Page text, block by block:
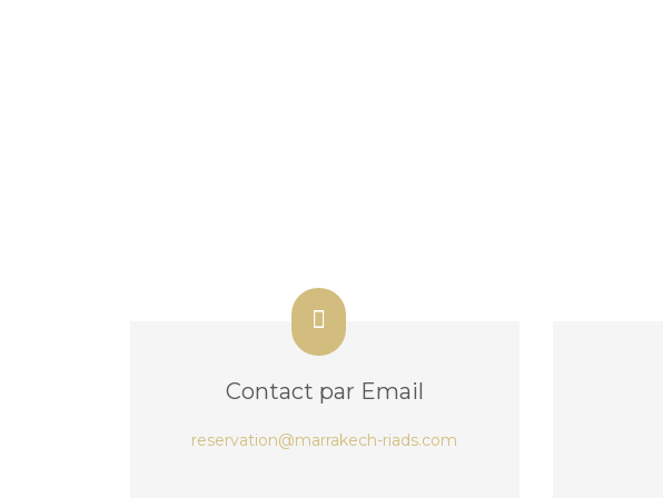
Contact par Email
reservation@marrakech-riads.com